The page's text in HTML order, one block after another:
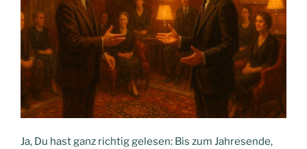
Ja, Du hast ganz richtig gelesen: Bis zum Jahresende,